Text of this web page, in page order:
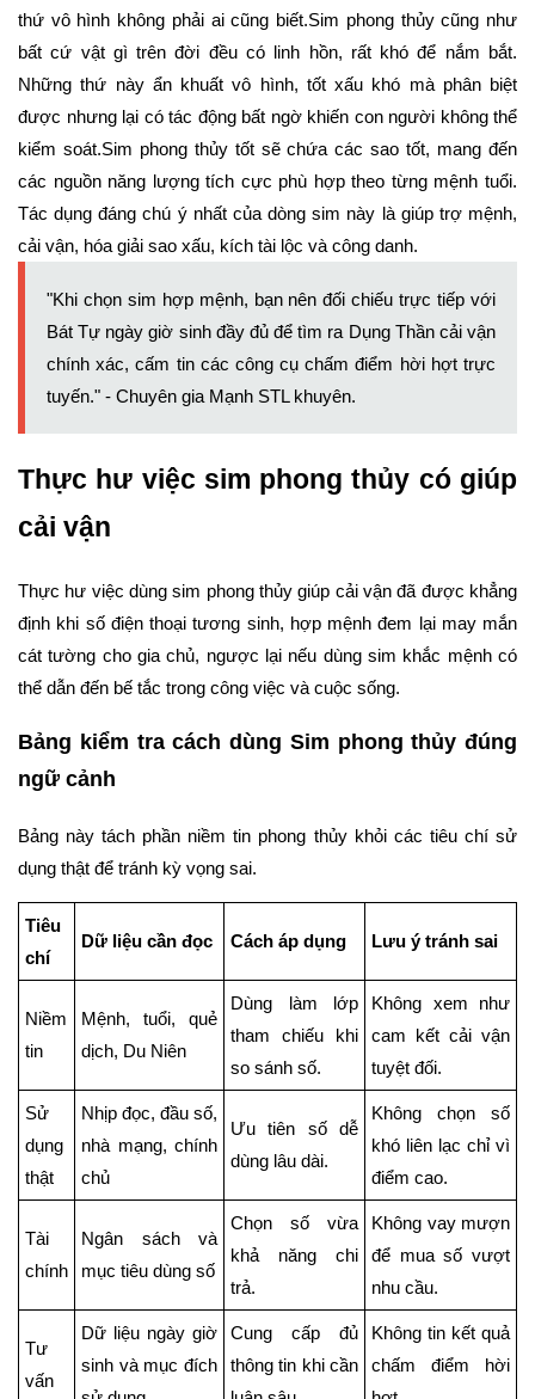
thứ vô hình không phải ai cũng biết.Sim phong thủy cũng như
bất cứ vật gì trên đời đều có linh hồn, rất khó để nắm bắt.
Những thứ này ẩn khuất vô hình, tốt xấu khó mà phân biệt
được nhưng lại có tác động bất ngờ khiến con người không thể
kiểm soát.Sim phong thủy tốt sẽ chứa các sao tốt, mang đến
các nguồn năng lượng tích cực phù hợp theo từng mệnh tuổi.
Tác dụng đáng chú ý nhất của dòng sim này là giúp trợ mệnh,
cải vận, hóa giải sao xấu, kích tài lộc và công danh.
"Khi chọn sim hợp mệnh, bạn nên đối chiếu trực tiếp với
Bát Tự ngày giờ sinh đầy đủ để tìm ra Dụng Thần cải vận
chính xác, cấm tin các công cụ chấm điểm hời hợt trực
tuyến." - Chuyên gia Mạnh STLkhuyên.
Thực hư việc sim phong thủy có giúp
cải vận
Thực hư việc dùng sim phong thủy giúp cải vận đã được khẳng
định khi số điện thoại tương sinh, hợp mệnh đem lại may mắn
cát tường cho gia chủ, ngược lại nếu dùng sim khắc mệnh có
thể dẫn đến bế tắc trong công việc và cuộc sống.
Bảng kiểm tra cách dùng Sim phong thủy đúng
ngữ cảnh
Bảng này tách phần niềm tin phong thủy khỏi các tiêu chí sử
dụng thật để tránh kỳ vọng sai.
Tiêu
chí
Dữ liệu cần đọc Cách áp dụng Lưu ý tránh sai
Niềm
tin
Mệnh, tuổi, quẻ
dịch, Du Niên
Dùng làm lớp
tham chiếu khi
so sánh số.
Không xem như
cam kết cải vận
tuyệt đối.
Sử
dụng
thật
Nhịp đọc, đầu số,
nhà mạng, chính
chủ
Ưu tiên số dễ
dùng lâu dài.
Không chọn số
khó liên lạc chỉ vì
điểm cao.
Tài
chính
Ngân sách và
mục tiêu dùng số
Chọn số vừa
khả năng chi
trả.
Không vay mượn
để mua số vượt
nhu cầu.
Tư
vấn
Dữ liệu ngày giờ
sinh và mục đích
Cung cấp đủ
thông tin khi cần
Không tin kết quả
chấm điểm hời